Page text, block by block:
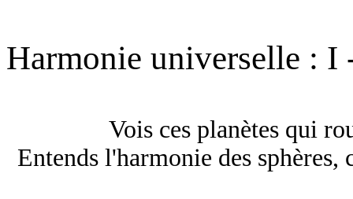
Harmonie universelle : I
Vois ces planètes qui
Entends l'harmonie des